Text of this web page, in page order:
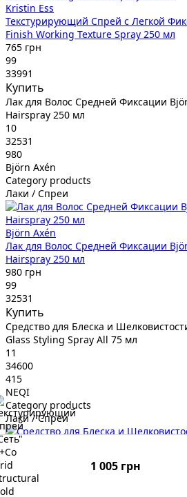
1 005 грн
Kristin Ess
Текстурирующий Спрей с Легкой
Finish Working Texture Spray 250 мл
765 грн
99
33991
Купить
Лак для Волос Средней Фиксации
Hairspray 250 мл
10
32531
980
Björn Axén
Category products
Лаки / Спреи
Björn Axén
Лак для Волос Средней Фиксации
Hairspray 250 мл
980 грн
99
32531
Купить
Средство для Блеска и
Glass Styling Spray All 75 мл
11
34600
415
NEQI
Category products
Лаки / Спреи
NEQI
Средство для Блеска и
Glass Styling Spray All 75 мл